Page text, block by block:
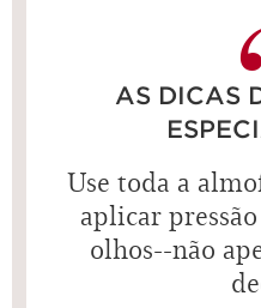
AS DICAS
Use toda a
aplicar
olhos--não